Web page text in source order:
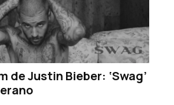
de Justin Bieber: ‘Swag’